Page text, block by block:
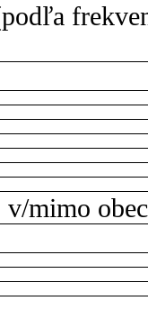
mimo obec